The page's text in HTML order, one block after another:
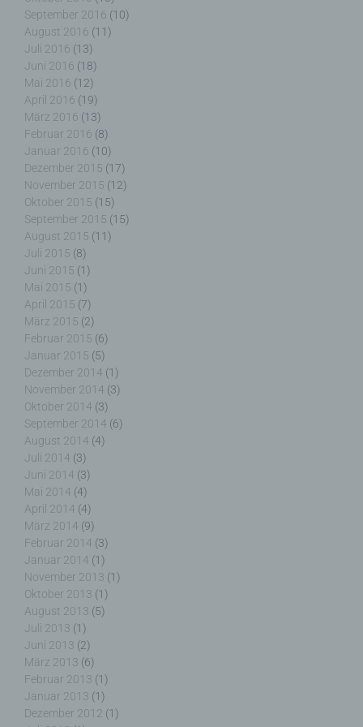
September 2016 (10)
August 2016 (11)
Juli 2016 (13)
Juni 2016 (18)
Mai 2016 (12)
April 2016 (19)
März 2016 (13)
Februar 2016 (8)
Januar 2016 (10)
Dezember 2015 (17)
November 2015 (12)
Oktober 2015 (15)
September 2015 (15)
August 2015 (11)
Juli 2015 (8)
Juni 2015 (1)
Mai 2015 (1)
April 2015 (7)
März 2015 (2)
Februar 2015 (6)
Januar 2015 (5)
Dezember 2014 (1)
November 2014 (3)
Oktober 2014 (3)
September 2014 (6)
August 2014 (4)
Juli 2014 (3)
Juni 2014 (3)
Mai 2014 (4)
April 2014 (4)
März 2014 (9)
Februar 2014 (3)
Januar 2014 (1)
November 2013 (1)
Oktober 2013 (1)
August 2013 (5)
Juli 2013 (1)
Juni 2013 (2)
März 2013 (6)
Februar 2013 (1)
Januar 2013 (1)
Dezember 2012 (1)
analysieren oder vorherzusagen.
f) Pseudonymisierung
Pseudonymisierung ist die Verarbeitung
personenbezogener Daten in einer Weise, auf
welche die personenbezogenen Daten ohne
Hinzuziehung zusätzlicher Informationen nicht
mehr einer spezifischen betroffenen Person
zugeordnet werden können, sofern diese
zusätzlichen Informationen gesondert aufbewahrt
werden und technischen und organisatorischen
Maßnahmen unterliegen, die gewährleisten, dass
die personenbezogenen Daten nicht einer
identifizierten oder identifizierbaren natürlichen
Person zugewiesen werden.
g) Verantwortlicher oder für die Verarbeitung
Verantwortlicher
Verantwortlicher oder für die Verarbeitung
Verantwortlicher ist die natürliche oder juristische
Person, Behörde, Einrichtung oder andere Stelle,
die allein oder gemeinsam mit anderen über die
Zwecke und Mittel der Verarbeitung von
personenbezogenen Daten entscheidet. Sind die
Zwecke und Mittel dieser Verarbeitung durch das
Unionsrecht oder das Recht der Mitgliedstaaten
vorgegeben, so kann der Verantwortliche
beziehungsweise können die bestimmten Kriterien
seiner Benennung nach dem Unionsrecht oder
dem Recht der Mitgliedstaaten vorgesehen
werden.
h) Auftragsverarbeiter